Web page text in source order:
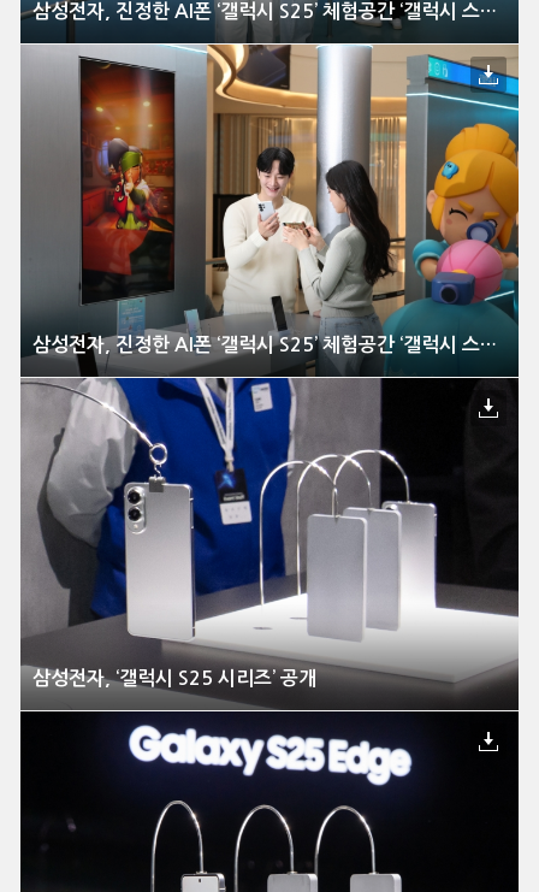
삼성전자, 진정한 AI폰 ‘갤럭시 S25’ 체험공간 ‘갤럭시 스튜디오’ 국내 오픈
삼성전자, 진정한 AI폰 ‘갤럭시 S25’ 체험공간 ‘갤럭시 스튜디오’ 국내 오픈
삼성전자, ‘갤럭시 S25 시리즈’ 공개